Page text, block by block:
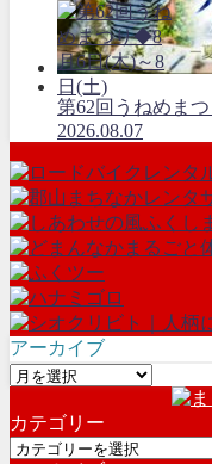
第62回うねめま
2026.08.07
アーカイブ
ア
カ
イ
カテゴリー
カ